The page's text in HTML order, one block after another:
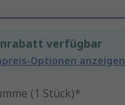
verfügbar
Optionen anzeigen
(1 Stück)*